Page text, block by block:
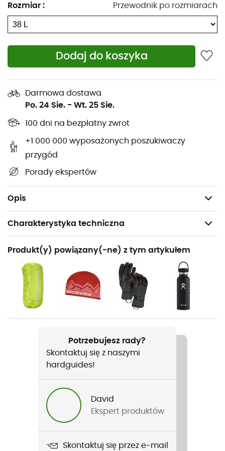
Rozmiar : Przewodnik po rozmiarach
Dodaj do koszyka
Darmowa dostawa
Po. 24 Sie. - Wt. 25 Sie.
100 dni na bezpłatny zwrot
+1 000 000 wyposażonych poszukiwaczy
przygód
Porady ekspertów
Opis
Kieszeń na mapę
Kompatybilny z systemem nawadniania
Kieszeń na pasie biodrowym
Wodoodporne zamki
Karta ratunkowa
Wsparcie dla sprzętu bezpieczeństwa
Pojemność: 38 L
Waga: 1 410 g
: oznacza, że ten plecak jest przeznaczony dla
alpinistów z krótszymi plecami - system nośny jest
zauważalnie krótszy
Charakterystyka techniczna
Polecane dla
Turystyka piesza / Alpinizm
Rodzaj
Mężczyźni / Kobiety
Ciężar
Nazwa produktu
Peak 38 S Dry
Ceinture, porte-piolet et compartiment supérieur
Plecak na linę
Produkt(y) powiązany(-ne) z tym artykułem
Potrzebujesz rady?
Skontaktuj się z naszymi
hardguides!
David
Ekspert produktów
Skontaktuj się przez e-mail